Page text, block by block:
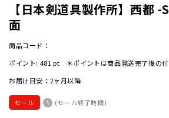
【日本剣道具製作所】西都
面
商品コード：
ポイント: 481 pt ＊ポイントは商品発送完了後の
お届け目安：2ヶ月以降
セール (セール終了時間)